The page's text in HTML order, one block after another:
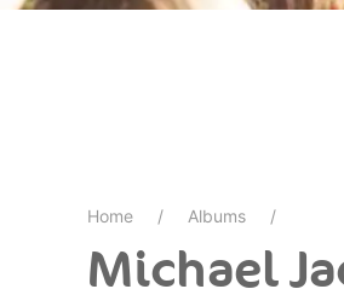
Home Albums
Michael